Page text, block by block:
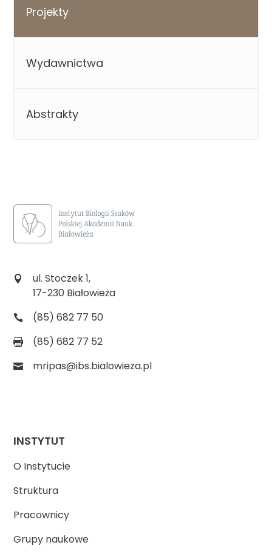
Projekty
Wydawnictwa
Abstrakty
ul. Stoczek 1,
17-230 Białowieża
(85) 682 77 50
(85) 682 77 52
mripas@ibs.bialowieza.pl
INSTYTUT
O Instytucie
Struktura
Pracownicy
Grupy naukowe